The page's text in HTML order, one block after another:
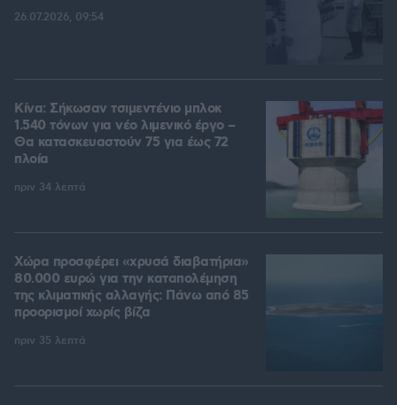
26.07.2026, 09:54
Κίνα: Σήκωσαν τσιμεντένιο μπλοκ
1.540 τόνων για νέο λιμενικό έργο –
Θα κατασκευαστούν 75 για έως 72
πλοία
πριν 34 λεπτά
Χώρα προσφέρει «χρυσά διαβατήρια»
80.000 ευρώ για την καταπολέμηση
της κλιματικής αλλαγής: Πάνω από 85
προορισμοί χωρίς βίζα
πριν 35 λεπτά